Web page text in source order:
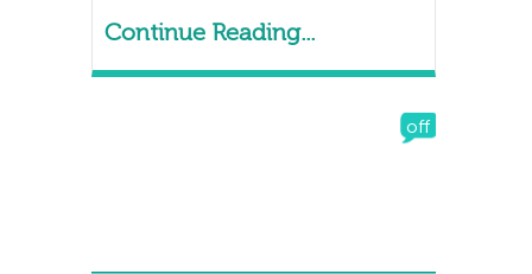
Continue Reading...
off